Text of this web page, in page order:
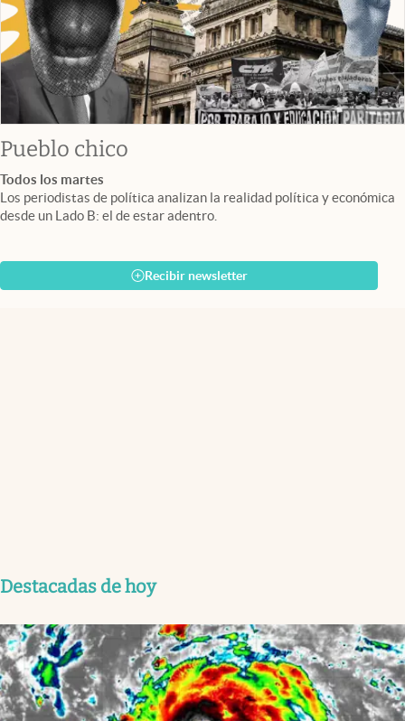
Pueblo chico
Todos los martes
Los periodistas de política analizan la realidad política y económica
desde un Lado B: el de estar adentro.
Recibir newsletter
Destacadas de hoy